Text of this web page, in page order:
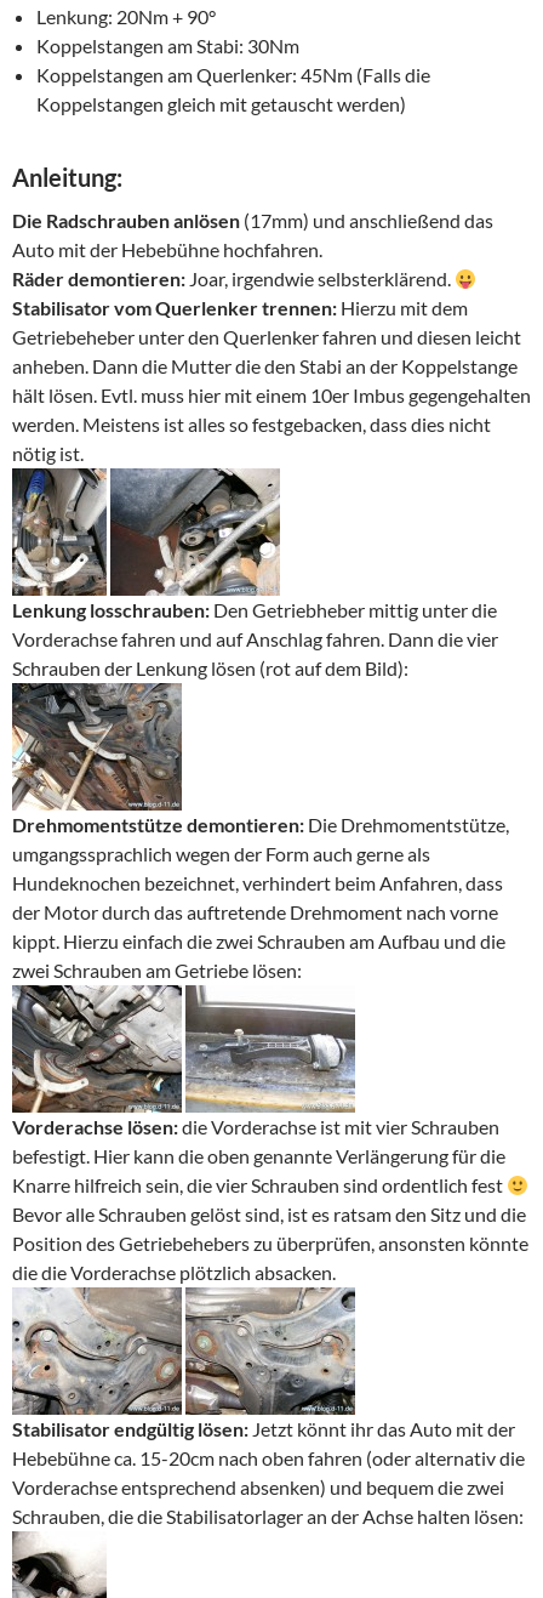
Lenkung: 20Nm + 90°
Koppelstangen am Stabi: 30Nm
Koppelstangen am Querlenker: 45Nm (Falls die
Koppelstangen gleich mit getauscht werden)
Anleitung:
Die Radschrauben anlösen (17mm) und anschließend das
Auto mit der Hebebühne hochfahren.
Räder demontieren: Joar, irgendwie selbsterklärend.
Stabilisator vom Querlenker trennen: Hierzu mit dem
Getriebeheber unter den Querlenker fahren und diesen leicht
anheben. Dann die Mutter die den Stabi an der Koppelstange
hält lösen. Evtl. muss hier mit einem 10er Imbus gegengehalten
werden. Meistens ist alles so festgebacken, dass dies nicht
nötig ist.
Lenkung losschrauben: Den Getriebheber mittig unter die
Vorderachse fahren und auf Anschlag fahren. Dann die vier
Schrauben der Lenkung lösen (rot auf dem Bild):
Drehmomentstütze demontieren: Die Drehmomentstütze,
umgangssprachlich wegen der Form auch gerne als
Hundeknochen bezeichnet, verhindert beim Anfahren, dass
der Motor durch das auftretende Drehmoment nach vorne
kippt. Hierzu einfach die zwei Schrauben am Aufbau und die
zwei Schrauben am Getriebe lösen:
Vorderachse lösen:die Vorderachse ist mit vier Schrauben
befestigt. Hier kann die oben genannte Verlängerung für die
Knarre hilfreich sein, die vier Schrauben sind ordentlich fest
Bevor alle Schrauben gelöst sind, ist es ratsam den Sitz und die
Position des Getriebehebers zu überprüfen, ansonsten könnte
die die Vorderachse plötzlich absacken.
Stabilisator endgültig lösen: Jetzt könnt ihr das Auto mit der
Hebebühne ca. 15-20cm nach oben fahren (oder alternativ die
Vorderachse entsprechend absenken) und bequem die zwei
Schrauben, die die Stabilisatorlager an der Achse halten lösen: